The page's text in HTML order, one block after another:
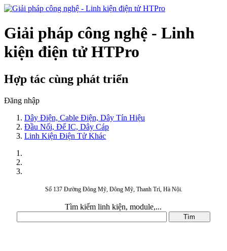
Giải pháp công nghệ - Linh
kiện điện tử HTPro
Hợp tác cùng phát triển
Đăng nhập
Dây Điện, Cable Điện, Dây Tín Hiệu
Đầu Nối, Đế IC, Dây Cáp
Linh Kiện Điện Tử Khác
Số 137 Đường Đông Mỹ, Đông Mỹ, Thanh Trì, Hà Nội.
Tìm kiếm linh kiện, module,...